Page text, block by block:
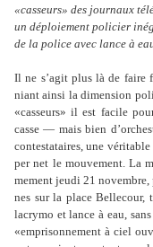
«casseurs» des journaux
un déploiement policier
de la police avec lance à
Il ne s’agit plus là de faire
niant ainsi la dimen­sion
«cas­seurs» il est facile
casse — mais bien
contes­ta­taires, une
per net le mou­ve­ment. La
me­ment jeudi 21
nes sur la place Bellecour,
lacrymo et lance à eau,
«empri­son­ne­ment à ciel